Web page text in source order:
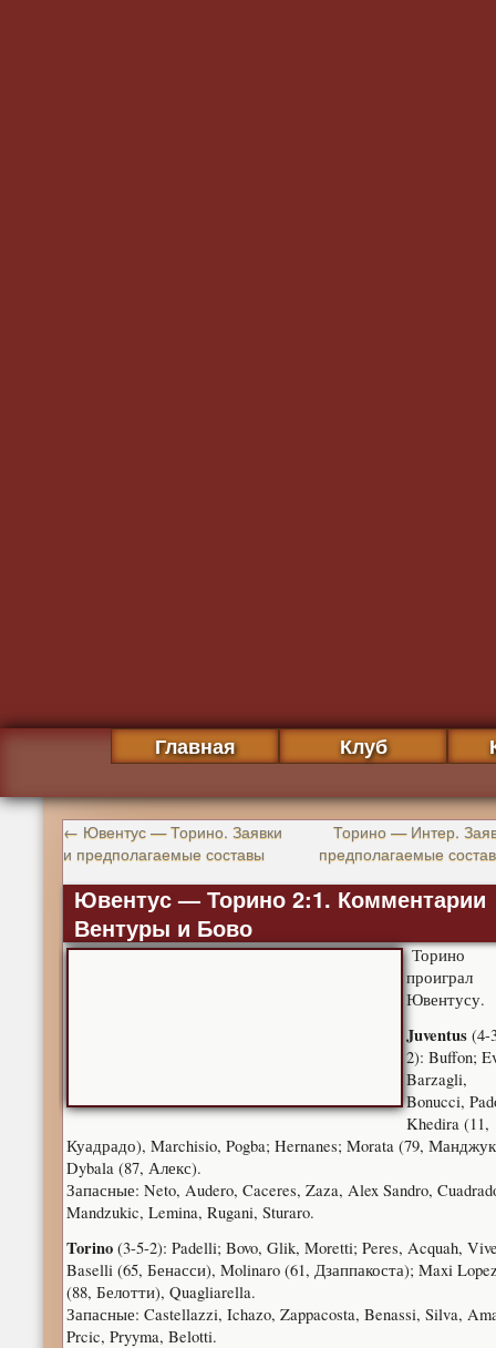
Главная Клуб
← Ювентус — Торино. Заявки
и предполагаемые составы
Торино — Интер.
предполагаемые
Ювентус — Торино 2:1. Комментарии
Вентуры и Бово
Торино
проиграл
Ювентусу.
Juventus(4-
2): Buffon;
Barzagli,
Bonucci,
Khedira (11,
Куадрадо), Marchisio, Pogba; Hernanes; Morata (79,
Dybala (87, Алекс).
Запасные: Neto, Audero, Caceres, Zaza, Alex Sandro,
Mandzukic, Lemina, Rugani, Sturaro.
Torino(3-5-2): Padelli; Bovo, Glik, Moretti; Peres, Acquah,
Baselli (65, Бенасси), Molinaro (61, Дзаппакоста); Maxi
(88, Белотти), Quagliarella.
Запасные: Castellazzi, Ichazo, Zappacosta, Benassi, Silva,
Prcic, Pryyma, Belotti.